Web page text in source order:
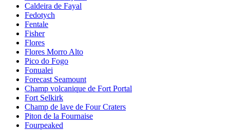
Caldeira de Fayal
Fedotych
Fentale
Fisher
Flores
Flores Morro Alto
Pico do Fogo
Fonualei
Forecast Seamount
Champ volcanique de Fort Portal
Fort Selkirk
Champ de lave de Four Craters
Piton de la Fournaise
Fourpeaked